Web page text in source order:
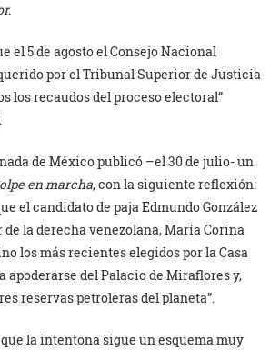
el 5 de agosto el Consejo Nacional
por el Tribunal Superior de Justicia
los recaudos del proceso electoral”
de México publicó –el 30 de julio- un
en marcha, con la siguiente reflexión:
el candidato de paja Edmundo González
la derecha venezolana, María Corina
los más recientes elegidos por la Casa
apoderarse del Palacio de Miraflores y,
reservas petroleras del planeta”.
la intentona sigue un esquema muy